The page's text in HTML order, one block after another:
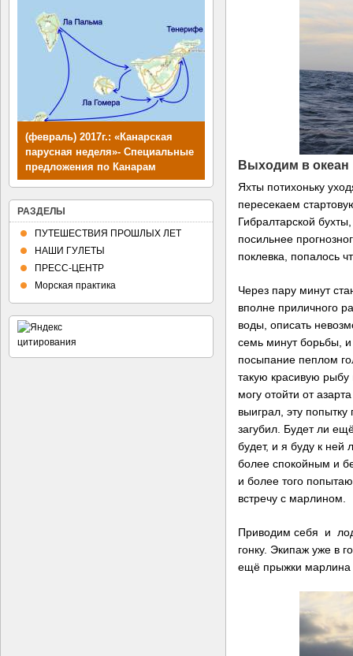
Выходим в океан
Яхты потихоньку
пересекаем
Гибралтарской
посильнее
поклевка, попалось
Через пару минут
вполне приличного
воды, описать
семь минут борьбы,
посыпание пеплом
такую красивую
могу отойти от
выиграл, эту
загубил. Будет ли
будет, и я буду к ней
более спокойным и
и более того
встречу с марлином.
Приводим себя и
гонку. Экипаж уже в
ещё прыжки марлина
(февраль) 2017г.: «Канарская
парусная неделя»- Специальные
предложения по Канарам
Планы путешествий
РАЗДЕЛЫ
ПУТЕШЕСТВИЯ ПРОШЛЫХ ЛЕТ
НАШИ ГУЛЕТЫ
ПРЕСС-ЦЕНТР
Морская практика